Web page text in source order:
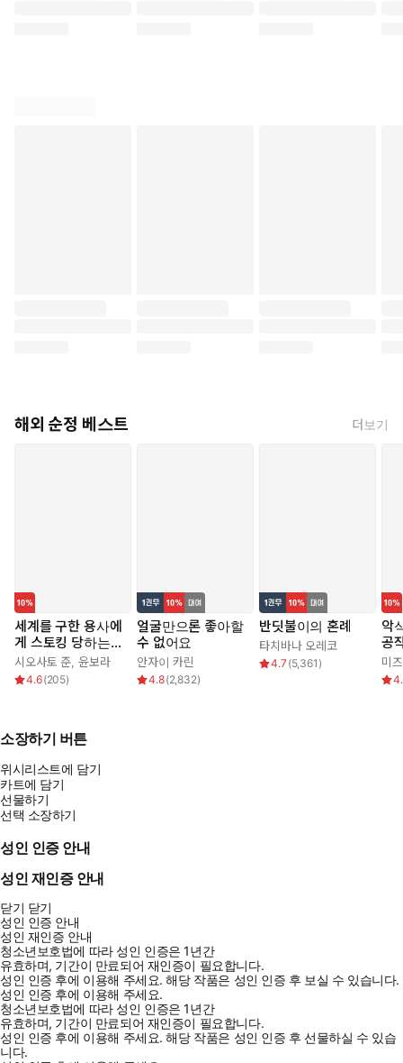
◈디지털 한정 컬러 일러스트 수록◈
해외 순정 베스트 더보기
세계를 구한 용사에
게 스토킹 당하는
시골 소녀 이야기
시오사토 준 윤보라
4.6(205)
얼굴만으론 좋아할
수 없어요
안자이 카린
4.8(2,832)
반딧불이의 혼례
타치바나 오레코
4.7 (5,361 )
악
공
가
다
미
소장하기 버튼
위시리스트에 담기
카트에 담기
선물하기
선택 소장하기
성인 인증 안내
성인 재인증 안내
닫기 닫기
성인 인증 안내
성인 재인증 안내
청소년보호법에 따라 성인 인증은 1년간
유효하며, 기간이 만료되어 재인증이 필요합니다.
성인 인증 후에 이용해 주세요.해당 작품은 성인 인증 후 보실 수 있습니다.
성인 인증 후에 이용해 주세요.
청소년보호법에 따라 성인 인증은 1년간
유효하며, 기간이 만료되어 재인증이 필요합니다.
성인 인증 후에 이용해 주세요.해당 작품은 성인 인증 후 선물하실 수 있습
니다.